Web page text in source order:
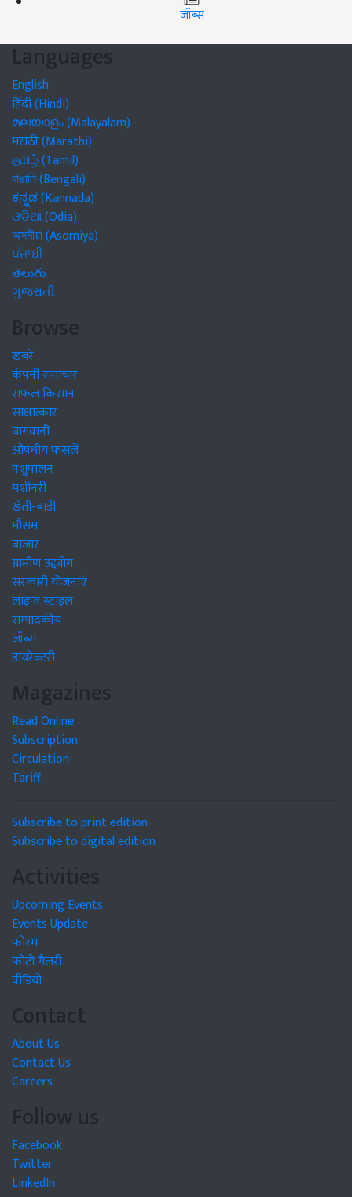
जॉब्स
Languages
English
हिंदी (Hindi)
മലയാളം (Malayalam)
मराठी (Marathi)
தமிழ் (Tamil)
বাঙালি (Bengali)
ಕನ್ನಡ (Kannada)
ଓଡିଆ (Odia)
অসমীয়া (Asomiya)
ਪੰਜਾਬੀ
తెలుగు
ગુજરાતી
Browse
खबरें
कंपनी समाचार
सफल किसान
साक्षात्कार
बागवानी
औषधीय फसलें
पशुपालन
मशीनरी
खेती-बाड़ी
मौसम
बाजार
ग्रामीण उद्द्योग
सरकारी योजनाएं
लाइफ स्टाइल
सम्पादकीय
जॉब्स
डायरेक्टरी
Magazines
Read Online
Subscription
Circulation
Tariff
Subscribe to print edition
Subscribe to digital edition
Activities
Upcoming Events
Events Update
फोरम
फोटो गैलरी
वीडियो
Contact
About Us
Contact Us
Careers
Follow us
Facebook
Twitter
LinkedIn